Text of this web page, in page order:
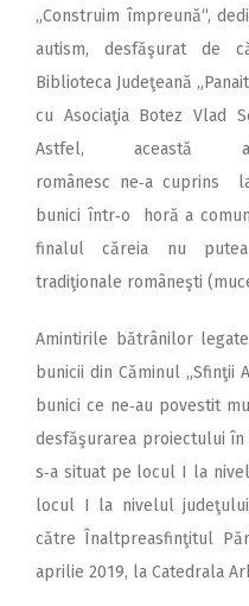
„Construim împreună“,
autism, desfăşurat de
Biblioteca Judeţeană
cu Asociaţia Botez Vlad
Astfel, această
românesc ne‑a cuprins
bunici într‑o horă a
finalul căreia nu
tradiţionale româneşti
Amintirile bătrânilor
bunicii din Căminul „Sfinţii
bunici ce ne‑au povestit
desfăşurarea proiectului
s‑a situat pe locul I la
locul I la nivelul
către Înaltpreasfinţitul
aprilie 2019, la Catedrala